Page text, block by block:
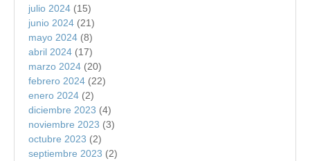
julio 2024 (15)
junio 2024 (21)
mayo 2024 (8)
abril 2024 (17)
marzo 2024 (20)
febrero 2024 (22)
enero 2024 (2)
diciembre 2023 (4)
noviembre 2023 (3)
octubre 2023 (2)
septiembre 2023 (2)